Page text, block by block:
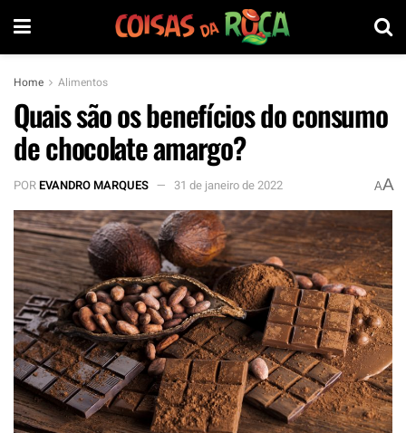
Home Alimentos
Quais são os benefícios do consumo
de chocolate amargo?
POREVANDRO MARQUES 31 de janeiro de 2022 AA